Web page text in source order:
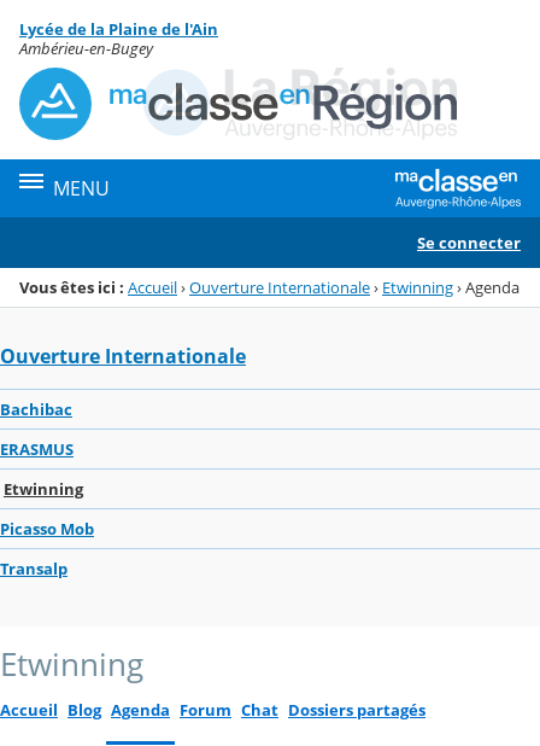
Menu de la rubrique
Contenu
Lycée de la Plaine de l'Ain
Ambérieu-en-Bugey
MENU
Se connecter
Vous êtes ici : Accueil›Ouverture Internationale› Etwinning›Agenda
Ouverture Internationale
Bachibac
ERASMUS
Etwinning
Picasso Mob
Transalp
Etwinning
Accueil Blog Agenda Forum Chat Dossiers partagés